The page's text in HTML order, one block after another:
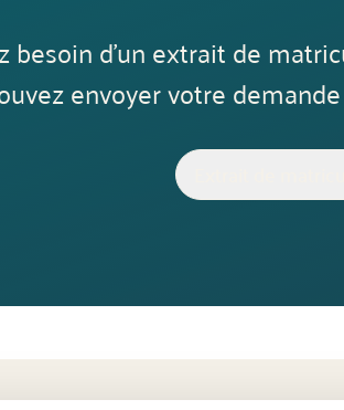
besoin d'un extrait de
envoyer votre